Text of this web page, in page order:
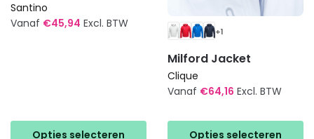
Santino
Vanaf €45,94 Excl. BTW
Opties selecteren
Deze
+1
Milford Jacket
Clique
Vanaf €64,16 Excl. BTW
Opties selecteren
product